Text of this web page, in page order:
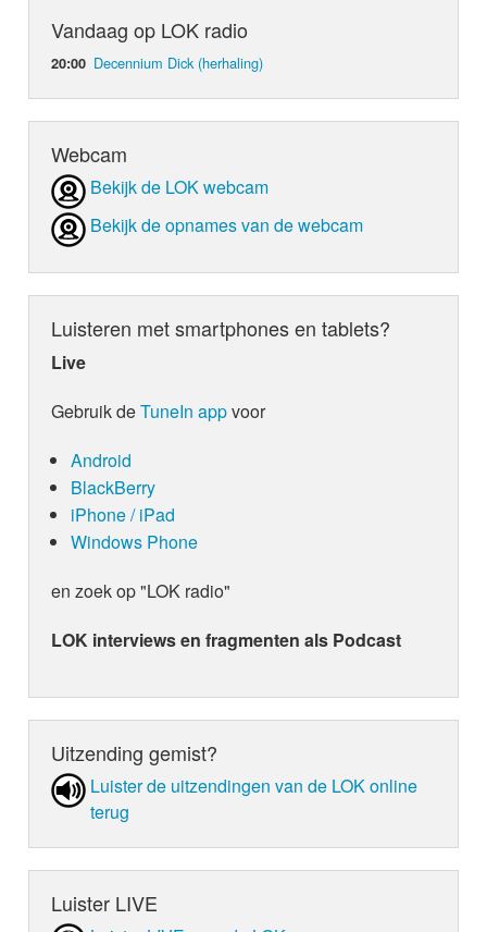
Vandaag op LOK radio
20:00 Decennium Dick (herhaling)
Webcam
Bekijk de LOK webcam
Bekijk de opnames van de webcam
Luisteren met smartphones en tablets?
Live
Gebruik deTuneIn appvoor
Android
BlackBerry
iPhone / iPad
Windows Phone
en zoek op "LOK radio"
LOK interviews en fragmenten als Podcast
Uitzending gemist?
Luister de uit­zen­din­gen van de LOK online
terug
Luister LIVE